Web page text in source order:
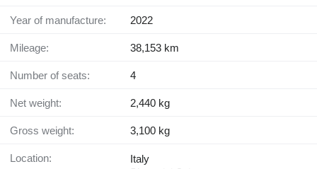
Year of manufacture: 2022
Mileage: 38,153 km
Number of seats: 4
Net weight: 2,440 kg
Gross weight: 3,100 kg
Location:
Italy